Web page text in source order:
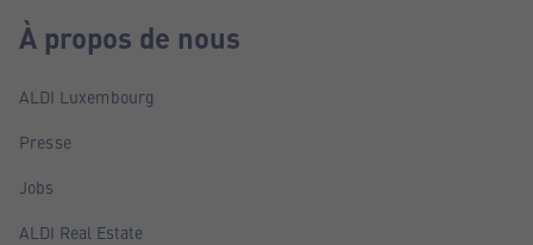
À propos de nous
ALDI Luxembourg
Presse
Jobs
ALDI Real Estate